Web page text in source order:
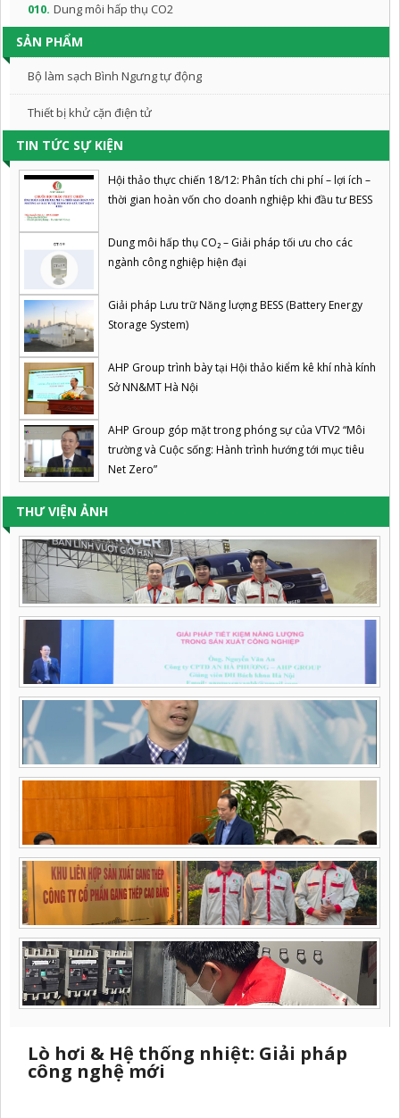
010. Dung môi hấp thụ CO2
SẢN PHẨM
Bộ làm sạch Bình Ngưng tự động
Thiết bị khử cặn điện tử
TIN TỨC SỰ KIỆN
Hội thảo thực chiến 18/12: Phân tích chi phí – lợi ích –
thời gian hoàn vốn cho doanh nghiệp khi đầu tư BESS
Dung môi hấp thụ CO₂ – Giải pháp tối ưu cho các
ngành công nghiệp hiện đại
Giải pháp Lưu trữ Năng lượng BESS (Battery Energy
Storage System)
AHP Group trình bày tại Hội thảo kiểm kê khí nhà kính
Sở NN&MT Hà Nội
AHP Group góp mặt trong phóng sự của VTV2 “Môi
trường và Cuộc sống: Hành trình hướng tới mục tiêu
Net Zero”
THƯ VIỆN ẢNH
Lò hơi & Hệ thống nhiệt: Giải pháp
công nghệ mới